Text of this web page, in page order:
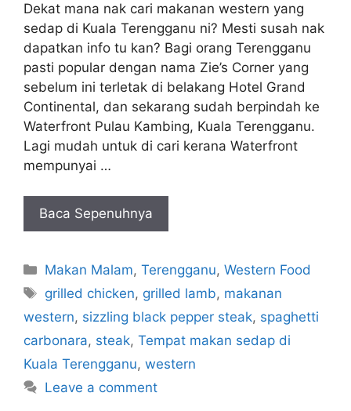
Dekat mana nak cari makanan western yang
sedap di Kuala Terengganu ni? Mesti susah nak
dapatkan info tu kan? Bagi orang Terengganu
pasti popular dengan nama Zie’s Corner yang
sebelum ini terletak di belakang Hotel Grand
Continental, dan sekarang sudah berpindah ke
Waterfront Pulau Kambing, Kuala Terengganu.
Lagi mudah untuk di cari kerana Waterfront
mempunyai …
Baca Sepenuhnya
Categories
Makan Malam,Terengganu,Western Food
Tags
grilled chicken, grilled lamb, makanan
western, sizzling black pepper steak, spaghetti
carbonara, steak, Tempat makan sedap di
Kuala Terengganu, western
Leave a comment